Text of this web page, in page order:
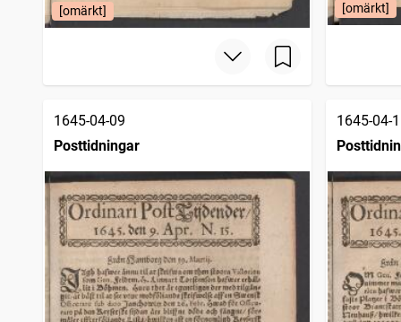
[omärkt] [omärkt]
1645-04-09
Posttidningar
1645-04-